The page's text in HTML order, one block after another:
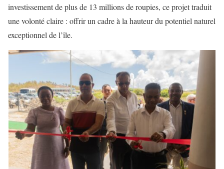
investissement de plus de 13 millions de roupies, ce projet traduit
une volonté claire : offrir un cadre à la hauteur du potentiel naturel
exceptionnel de l’île.